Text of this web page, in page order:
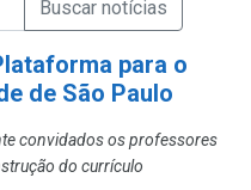
para o
de São Paulo
convidados os professores
do currículo